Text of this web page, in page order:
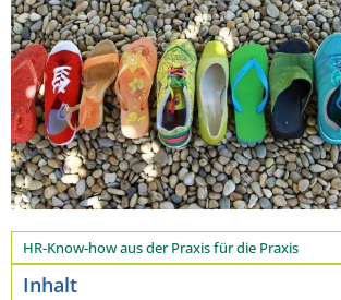
HR-Know-how aus der Praxis für die Praxis
Inhalt